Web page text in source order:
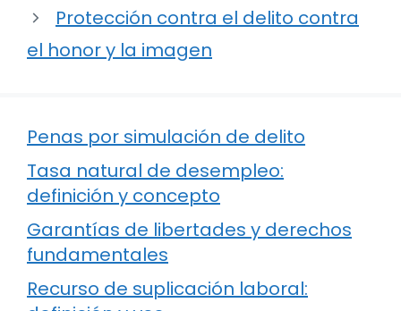
Protección contra el delito contra
el honor y la imagen
Penas por simulación de delito
Tasa natural de desempleo:
definición y concepto
Garantías de libertades y derechos
fundamentales
Recurso de suplicación laboral: